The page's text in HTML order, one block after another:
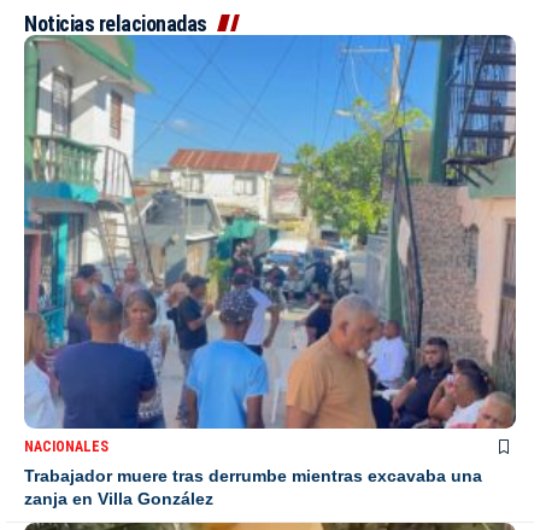
Noticias relacionadas
NACIONALES
Trabajador muere tras derrumbe mientras excavaba una
zanja en Villa González